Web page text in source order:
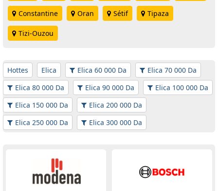
Constantine Oran Sétif Tipaza
Tizi-Ouzou
Hottes Elica Elica 60 000 Da
Elica 70 000 Da
Elica 80 000 Da
Elica 90 000 Da
Elica 100 000 Da
Elica 150 000 Da
Elica 200 000 Da
Elica 250 000 Da
Elica 300 000 Da